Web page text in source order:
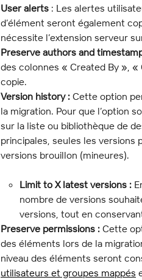
User alerts : Les alertes
d’élément seront également
nécessite l’extension serveur
Preserve authors and
des colonnes « Created By »,
copie.
Version history : Cette option
la migration. Pour que l’option
sur la liste ou bibliothèque de
principales, seules les versions
versions brouillon (mineures).
Limit to X latest versions :
nombre de versions
versions, tout en
Preserve permissions : Cette
des éléments lors de la
niveau des éléments seront
utilisateurs et groupes mappés